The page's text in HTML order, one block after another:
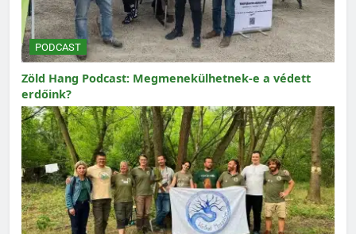
PODCAST
Zöld Hang Podcast: Megmenekülhetnek-e a védett
erdőink?